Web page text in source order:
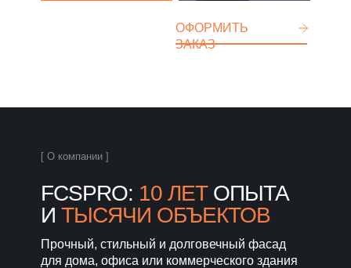
ОФОРМИТЬ
ЗАКАЗ
FCSPRO: 10 ЛЕТОПЫТА
И ТЫСЯЧИ ОБЪЕКТОВ
Прочный, стильный и долговечный фасад
для дома, офиса или коммерческого здания
[ О компании ]